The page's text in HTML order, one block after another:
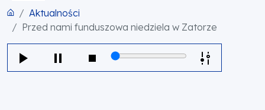
Aktualności
Przed nami funduszowa niedziela w Zatorze